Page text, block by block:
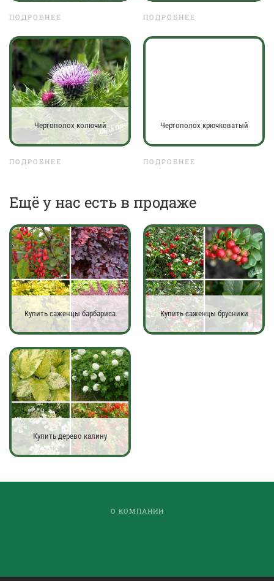
ПОДРОБНЕЕ ПОДРОБНЕЕ
Чертополох колючий
ПОДРОБНЕЕ
Чертополох крючковатый
ПОДРОБНЕЕ
Eщё у нас есть в продаже
Купить саженцы барбариса Купить саженцы брусники
Купить дерево калину
О КОМПАНИИ